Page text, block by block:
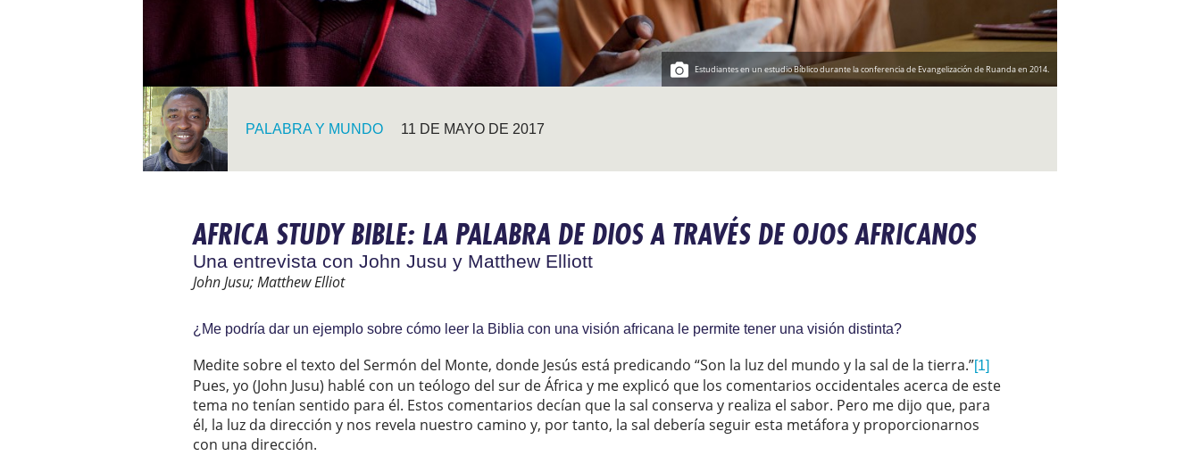
Estudiantes en un estudio Bíblico durante la conferencia de Evangelización de Ruanda en 2014.
PALABRA Y MUNDO 11 DE MAYO DE 2017
AFRICA STUDY BIBLE: LA PALABRA DE DIOS A TRAVÉS DE OJOS AFRICANOS
Una entrevista con John Jusu y Matthew Elliott
John Jusu; Matthew Elliot
¿Me podría dar un ejemplo sobre cómo leer la Biblia con una visión africana le permite tener una visión distinta?
Medite sobre el texto del Sermón del Monte, donde Jesús está predicando “Son la luz del mundo y la sal de la tierra.”[1]
Pues, yo (John Jusu) hablé con un teólogo del sur de África y me explicó que los comentarios occidentales acerca de este
tema no tenían sentido para él. Estos comentarios decían que la sal conserva y realiza el sabor. Pero me dijo que, para
él, la luz da dirección y nos revela nuestro camino y, por tanto, la sal debería seguir esta metáfora y proporcionarnos
con una dirección.